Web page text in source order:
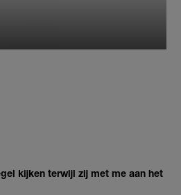
kijken terwijl zij met me aan het